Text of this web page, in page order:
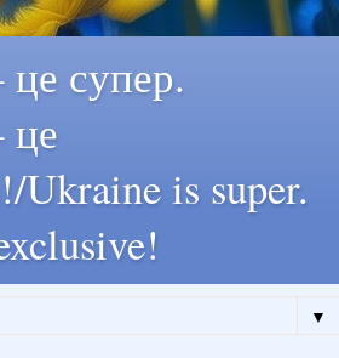
супер.
це
Ukraine is super.
▼